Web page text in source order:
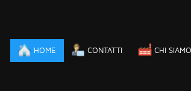
HOME CONTATTI CHI SIAMO